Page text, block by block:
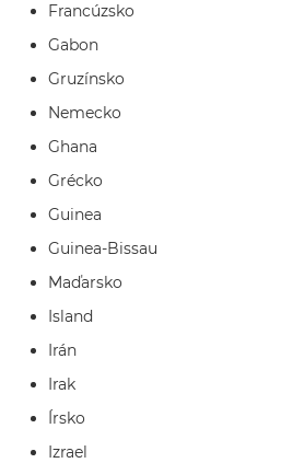
Francúzsko
Gabon
Gruzínsko
Nemecko
Ghana
Grécko
Guinea
Guinea-Bissau
Maďarsko
Island
Irán
Irak
Írsko
Izrael